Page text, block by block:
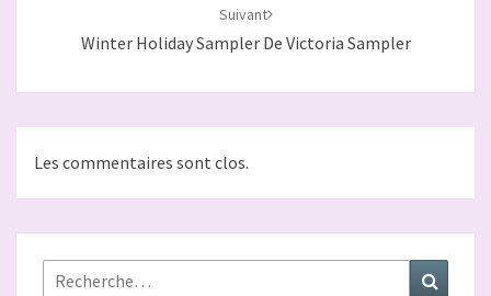
Suivant
Winter Holiday Sampler De Victoria Sampler
Les commentaires sont clos.
Rechercher :